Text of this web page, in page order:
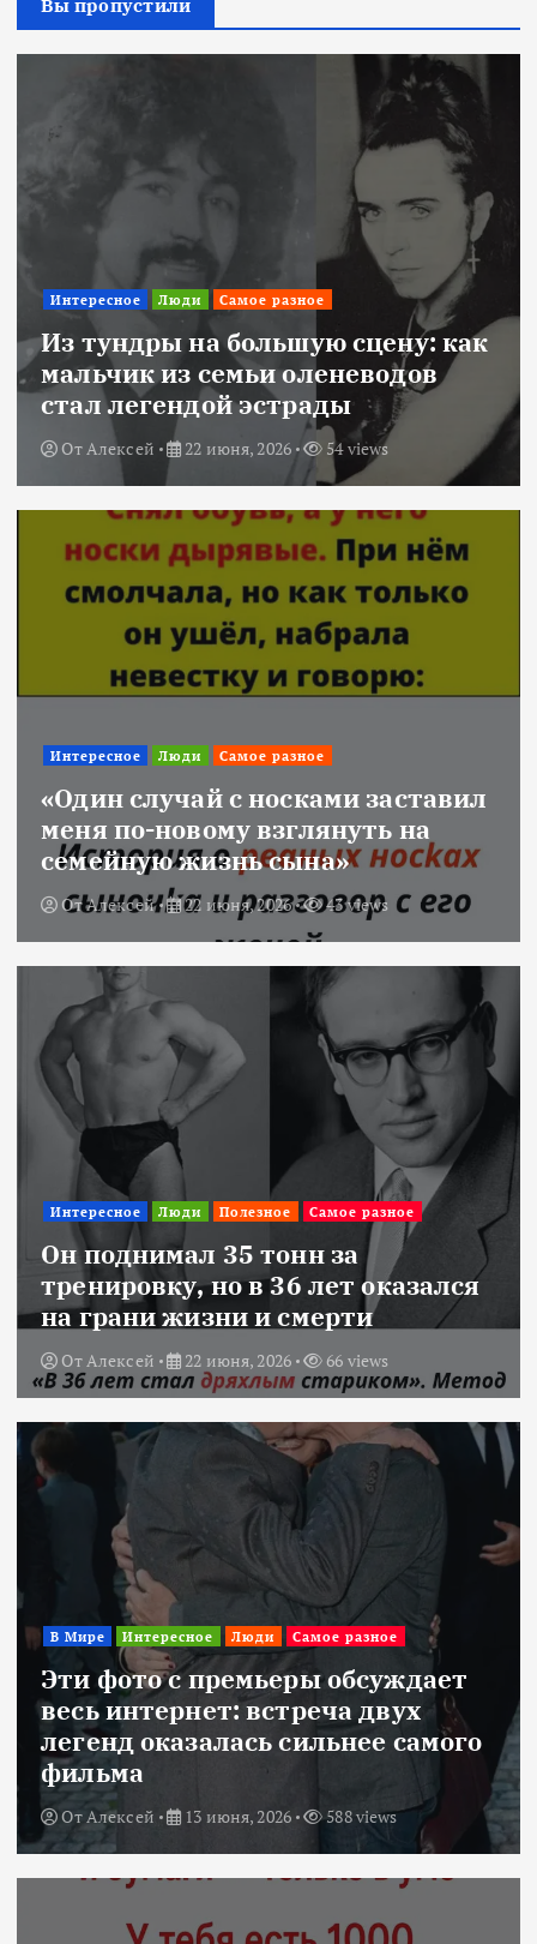
Вы пропустили
Интересное Люди Самое разное
Из тундры на большую сцену: как
мальчик из семьи оленеводов
стал легендой эстрады
ОтАлексей 22 июня, 2026 54 views
Интересное Люди Самое разное
«Один случай с носками заставил
меня по-новому взглянуть на
семейную жизнь сына»
ОтАлексей 22 июня, 2026 43 views
Интересное Люди Полезное Самое разное
Он поднимал 35 тонн за
тренировку, но в 36 лет оказался
на грани жизни и смерти
ОтАлексей 22 июня, 2026 66 views
В Мире Интересное Люди Самое разное
Эти фото с премьеры обсуждает
весь интернет: встреча двух
легенд оказалась сильнее самого
фильма
ОтАлексей 13 июня, 2026 588 views